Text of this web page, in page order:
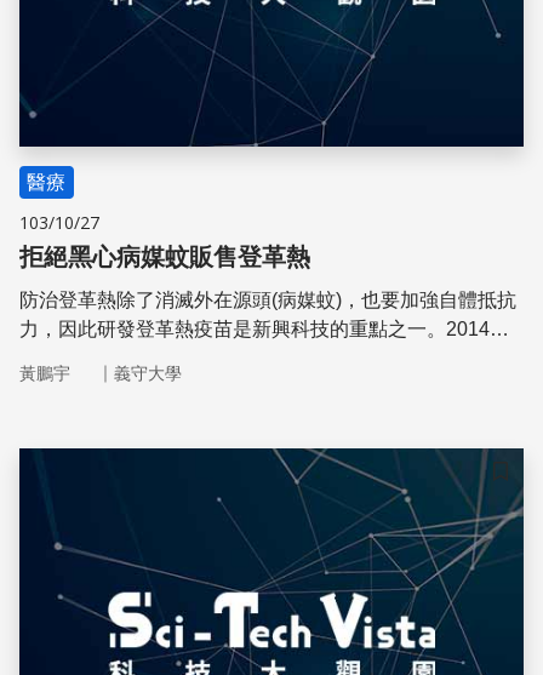
醫療
103/10/27
拒絕黑心病媒蚊販售登革熱
防治登革熱除了消滅外在源頭(病媒蚊)，也要加強自體抵抗
力，因此研發登革熱疫苗是新興科技的重點之一。2014年
期刊刺胳針(LANCET)上
黃鵬宇 ｜ 義守大學
儲存